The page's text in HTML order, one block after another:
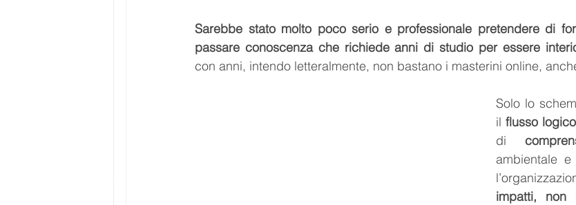
Sarebbe stato molto poco serio e professionale pretendere di
passare conoscenza che richiede anni di studio per essere
con anni, intendo letteralmente, non bastano i masterini online,
Solo lo
il flusso logico
di
ambientale
impatti, non